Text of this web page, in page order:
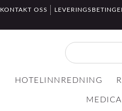
KONTAKT OSS
HOTELINNREDNING